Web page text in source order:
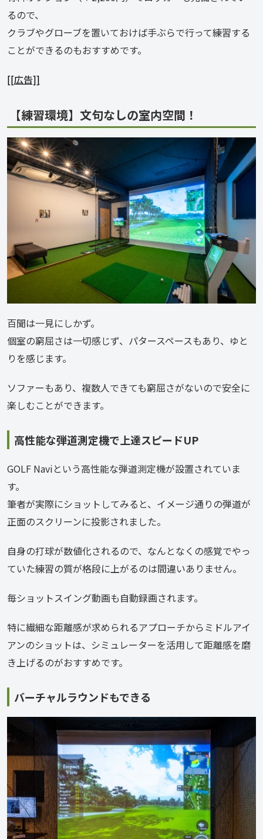
るので、
クラブやグローブを置いておけば手ぶらで行って練習する
ことができるのもおすすめです。
[[広告]]
【練習環境】文句なしの室内空間！
百聞は一見にしかず。
個室の窮屈さは一切感じず、パタースペースもあり、ゆと
りを感じます。
ソファーもあり、複数人できても窮屈さがないので安全に
楽しむことができます。
高性能な弾道測定機で上達スピードUP
GOLF Naviという高性能な弾道測定機が設置されていま
す。
筆者が実際にショットしてみると、イメージ通りの弾道が
正面のスクリーンに投影されました。
自身の打球が数値化されるので、なんとなくの感覚でやっ
ていた練習の質が格段に上がるのは間違いありません。
毎ショットスイング動画も自動録画されます。
特に繊細な距離感が求められるアプローチからミドルアイ
アンのショットは、シミュレーターを活用して距離感を磨
き上げるのがおすすめです。
バーチャルラウンドもできる